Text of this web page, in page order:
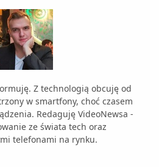
Z technologią obcuję od
w smartfony, choć czasem
Redaguję VideoNewsa -
ze świata tech oraz
telefonami na rynku.